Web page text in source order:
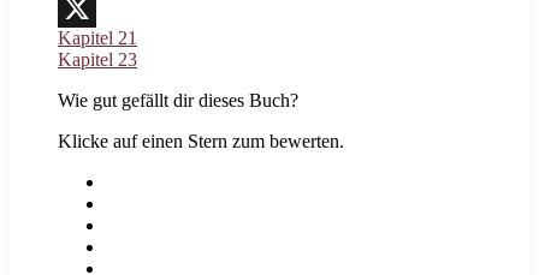
Threads
X
Kapitel 21
Kapitel 23
Wie gut gefällt dir dieses Buch?
Klicke auf einen Stern zum bewerten.